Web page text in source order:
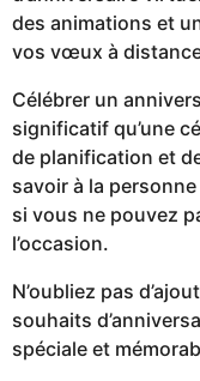
des animations et
vos vœux à
Célébrer un
significatif qu’une
de planification et
savoir à la
si vous ne pouvez
l’occasion.
N’oubliez pas
souhaits
spéciale et